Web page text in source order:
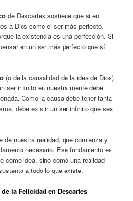
de Descartes sostiene que si en
a Dios como el ser más perfecto,
la existencia es una perfección. Si
en un ser más perfecto que sí
(o de la causalidad de la idea de Dios)
ser infinito en nuestra mente debe
Como la causa debe tener tanta
debe existir un ser infinito que sea
de nuestra realidad, que comienza y
necesario. Ese fundamento es
como idea, sino como una realidad
a todo lo que existe.
la Felicidad en Descartes